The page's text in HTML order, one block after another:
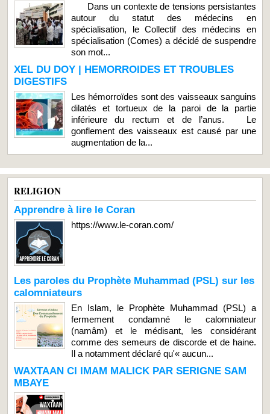
Dans un contexte de tensions persistantes
autour du statut des médecins en
spécialisation, le Collectif des médecins en
spécialisation (Comes) a décidé de suspendre
son mot...
XEL DU DOY | HEMORROIDES ET TROUBLES
DIGESTIFS
Les hémorroïdes sont des vaisseaux sanguins
dilatés et tortueux de la paroi de la partie
inférieure du rectum et de l’anus. Le
gonflement des vaisseaux est causé par une
augmentation de la...
RELIGION
Apprendre à lire le Coran
https://www.le-coran.com/
Les paroles du Prophète Muhammad (PSL) sur les
calomniateurs
En Islam, le Prophète Muhammad (PSL) a
fermement condamné le calomniateur
(namâm) et le médisant, les considérant
comme des semeurs de discorde et de haine.
Il a notamment déclaré qu'« aucun...
WAXTAAN CI IMAM MALICK PAR SERIGNE SAM
MBAYE